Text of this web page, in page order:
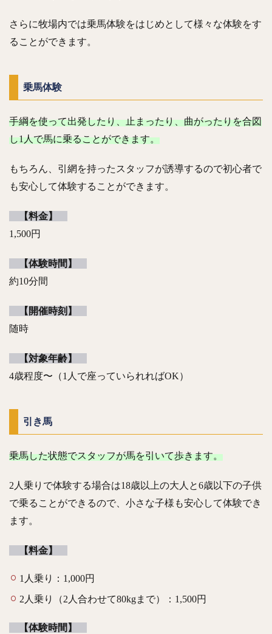
さらに牧場内では乗馬体験をはじめとして様々な体験をす
ることができます。
乗馬体験
手綱を使って出発したり、止まったり、曲がったりを合図
し1人で馬に乗ることができます。
もちろん、引網を持ったスタッフが誘導するので初心者で
も安心して体験することができます。
【料金】
1,500円
【体験時間】
約10分間
【開催時刻】
随時
【対象年齢】
4歳程度〜（1人で座っていられればOK）
引き馬
乗馬した状態でスタッフが馬を引いて歩きます。
2人乗りで体験する場合は18歳以上の大人と6歳以下の子供
で乗ることができるので、小さな子様も安心して体験でき
ます。
【料金】
1人乗り：1,000円
2人乗り（2人合わせて80kgまで）：1,500円
【体験時間】